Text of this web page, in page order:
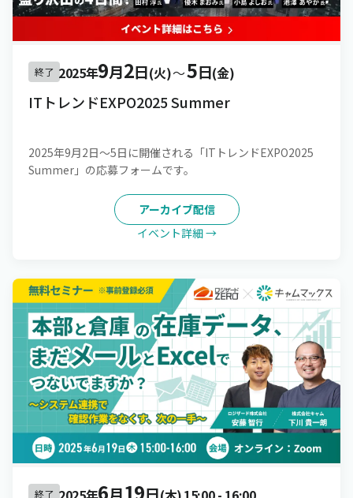
終了 2025年9月2日(火)〜5日(金)
ITトレンドEXPO2025 Summer
2025年9月2日～5日に開催される「ITトレンドEXPO2025
Summer」の応募フォームです。
アーカイブ配信
イベント詳細 →
終了 6 19